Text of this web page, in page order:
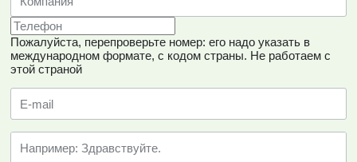
Пожалуйста, перепроверьте номер: его надо указать в
международном формате, с кодом страны. Не работаем с
этой страной